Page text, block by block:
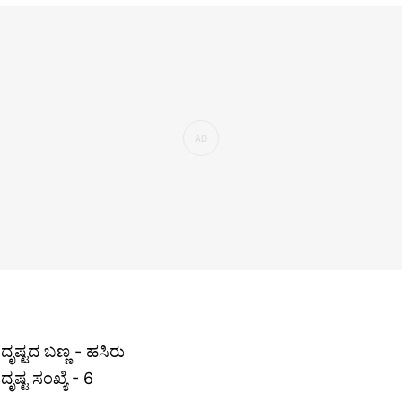
ಬಣ್ಣ - ಹಸಿರು
ಸಂಖ್ಯೆ - 6